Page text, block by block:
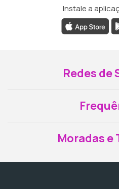
Instale a
Redes de
Moradas e